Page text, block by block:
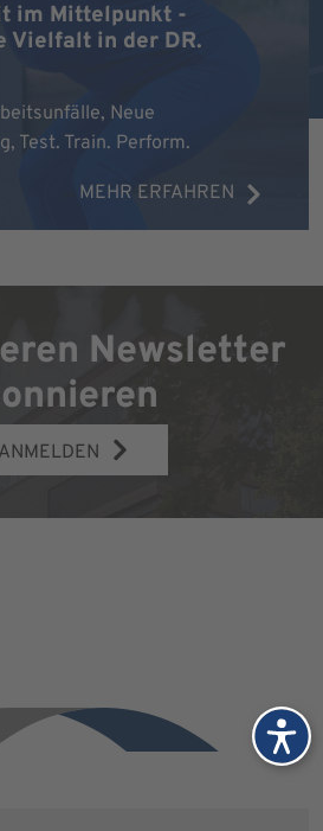
im Mittelpunkt -
Vielfalt in der DR.
Neue
Test. Train. Perform.
MEHR ERFAHREN
Newsletter
ANMELDEN